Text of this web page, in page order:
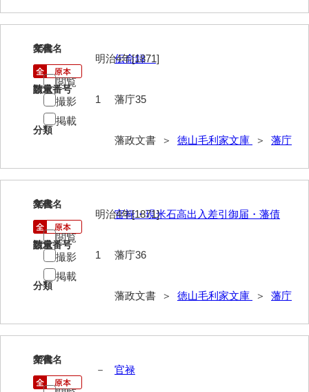
他境役人奉書録
同席申合帳・同席触
外礼方
法制方
35
文書名
伝命録
請求番号
藩庁35
分類
藩政文書 ＞ 徳山毛利家文庫 ＞ 藩庁
年代
明治4年[1871]
数量
1
閲覧
撮影
掲載
36
文書名
官禄・現米石高出入差引御届・藩債
請求番号
藩庁36
分類
藩政文書 ＞ 徳山毛利家文庫 ＞ 藩庁
年代
明治4年[1871]
数量
1
閲覧
撮影
掲載
37
文書名
官禄
年代
－